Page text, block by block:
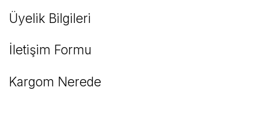
Üyelik Bilgileri
İletişim Formu
Kargom Nerede